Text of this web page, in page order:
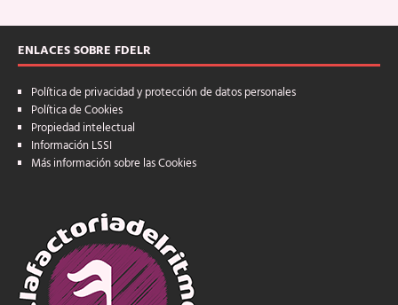
ENLACES SOBRE FDELR
Política de privacidad y protección de datos personales
Política de Cookies
Propiedad intelectual
Información LSSI
Más información sobre las Cookies